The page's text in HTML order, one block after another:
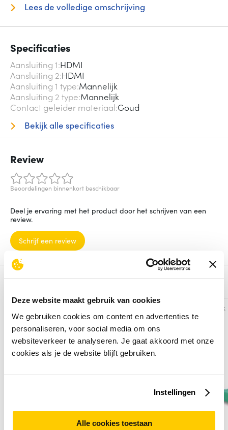
Deze website maakt gebruik van cookies
We gebruiken cookies om content en advertenties te
personaliseren, voor social media om ons
websiteverkeer te analyseren. Je gaat akkoord met onze
cookies als je de website blijft gebruiken.
Instellingen
Alle cookies toestaan
Lees de volledige omschrijving
Specificaties
Aansluiting 1 HDMI
Aansluiting 2 HDMI
Aansluiting 1 type Mannelijk
Aansluiting 2 type Mannelijk
Contact geleider materiaal Goud
Bekijk alle specificaties
Review
Beoordelingen binnenkort beschikbaar
Deel je ervaring met het product door het schrijven van een
review.
Schrijf een review
Vergelijk